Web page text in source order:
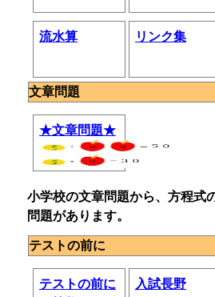
流水算 リンク集
文章問題
★文章問題★
小学校の文章問題から、方程式
問題があります。
テストの前に
テストの前に
入試長野